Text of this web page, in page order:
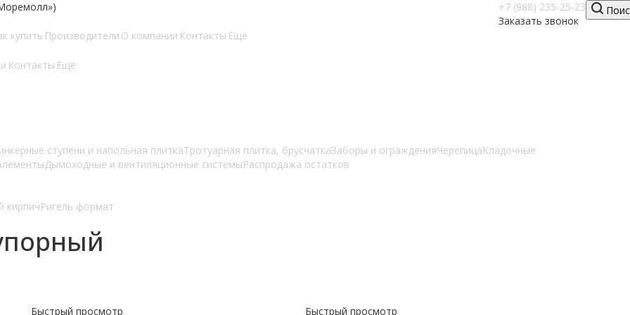
+7 (988) 235-25-23
Заказать звонок
купить Производители О компании Контакты Ещё
Контакты Ещё
ступени и напольная плиткаТротуарная плитка, брусчаткаЗаборы и огражденияЧерепицаКладочные
Дымоходные и вентиляционные системыРаспродажа остатков
кирпичРигель формат
Быстрый просмотр
Быстрый просмотр